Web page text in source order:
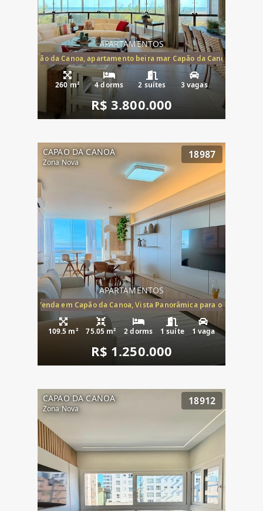
APARTAMENTOS
mar Capão da Canoa, apartamento beira mar Capão da Canoa,
260 m² 4 dorms 2 suítes 3 vagas
R$ 3.800.000
CAPAO DA CANOA
Zona Nova
18987
APARTAMENTOS
Mar à Venda em Capão da Canoa, Vista Panorâmica para o Mar, 2
109.5 m² 75.05 m² 2 dorms 1 suíte 1 vaga
R$ 1.250.000
CAPAO DA CANOA
Zona Nova
18912